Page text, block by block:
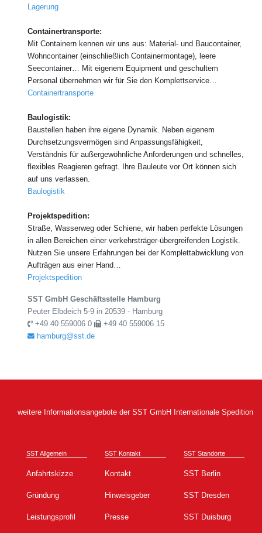
Lagerung
Containertransporte:
Mit Containern kennen wir uns aus: Material- und Baucontainer,
Wohncontainer (einschließlich Containermontage), leere
Seecontainer… Mit eigenem Equipment und geschultem
Personal übernehmen wir für Sie den Komplettservice…
Containertransporte
Baulogistik:
Baustellen haben ihre eigene Dynamik. Neben eigenem
Durchsetzungsvermögen sind Anpassungsfähigkeit,
Verständnis für außergewöhnliche Anforderungen und schnelles,
flexibles Reagieren gefragt. Ihre Bauleute vor Ort können sich
auf uns verlassen.
Baulogistik
Projektspedition:
Straße, Wasserweg oder Schiene, wir haben perfekte Lösungen
in allen Bereichen einer verkehrsträger-übergreifenden Logistik.
Nutzen Sie unsere Erfahrungen bei der Komplettabwicklung von
Aufträgen aus einer Hand…
Projektspedition
SST GmbH Geschäftsstelle Hamburg
Peuter Elbdeich 5-9 in 20539 - Hamburg
+49 40 559006 0
+49 40 559006 15
hamburg@sst.de
weitere Informationsangebote der SST GmbH Internationale Spedition
SST Allgemein
Anfahrtskizze
Gründung
Leistungsprofil
SST Kontakt
Kontakt
Hinweisgeber
Presse
SST Standorte
SST Berlin
SST Dresden
SST Duisburg